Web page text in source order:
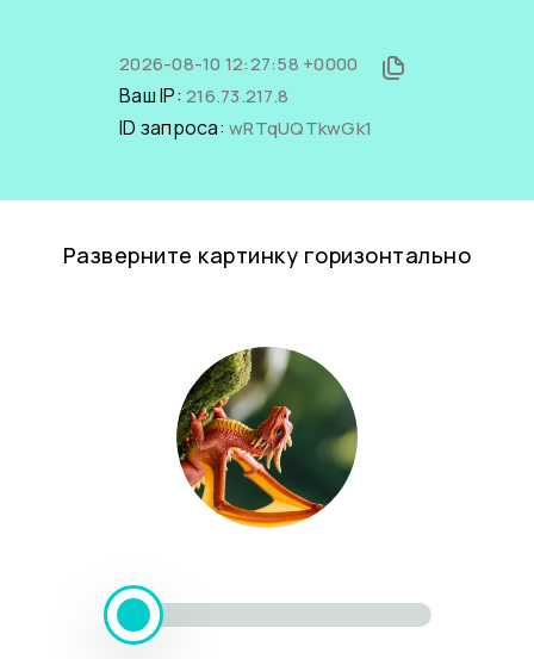
2026-08-10 12:27:58 +0000
Ваш IP: 216.73.217.8
ID запроса: wRTqUQTkwGk1
Разверните картинку горизонтально